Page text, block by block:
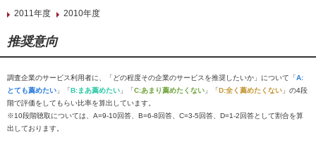
2011年度
2010年度
推奨意向
調査企業のサービス利用者に、「どの程度その企業のサービスを推奨したいか」について「A:
とても薦めたい 」「B:まあ薦めたい 」「C:あまり薦めたくない 」「D:全く薦めたくない 」の4段
階で評価をしてもらい比率を算出しています。
※10段階聴取については、A=9-10回答、B=6-8回答、C=3-5回答、D=1-2回答として割合を算
出しております。